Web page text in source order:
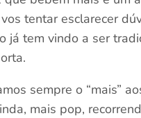
tentar esclarecer
já tem vindo a ser
sempre o “mais”
mais pop,